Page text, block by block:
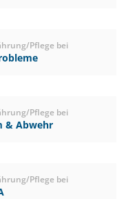
Pflege bei
Pflege bei
& Abwehr
Pflege bei